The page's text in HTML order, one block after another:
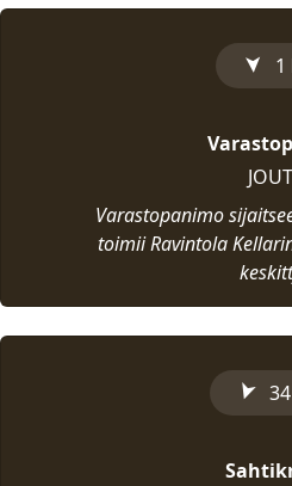
➤ 1
Varastopanimo
toimii Ravintola
➤